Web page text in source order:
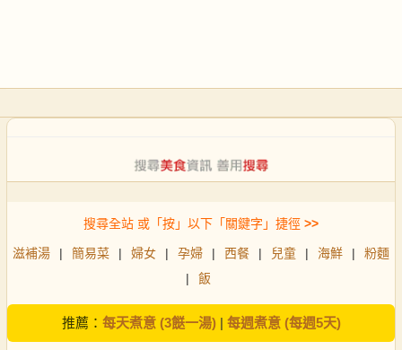
搜尋全站 或「按」以下「關鍵字」捷徑 >>
滋補湯 | 簡易菜 | 婦女 | 孕婦 | 西餐 | 兒童 | 海鮮 |
粉麵
|
飯
推薦： 每天煮意 (3餸一湯)| 每週煮意 (每週5天)